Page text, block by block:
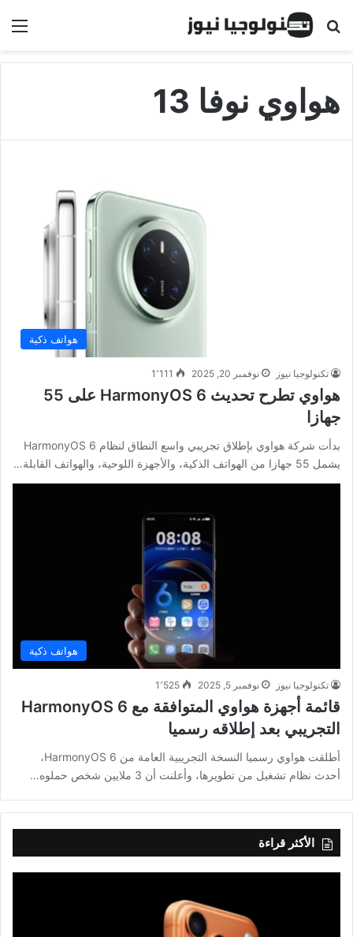
البحث عن
هواوي نوفا 13
هواتف ذكية
تكنولوجيا نيوز نوفمبر 20, 2025 1٬111
هواوي تطرح تحديث HarmonyOS 6 على 55
جهازا
بدأت شركة هواوي بإطلاق تجريبي واسع النطاق لنظام HarmonyOS 6
يشمل 55 جهازا من الهواتف الذكية، والأجهزة اللوحية، والهواتف القابلة…
هواتف ذكية
تكنولوجيا نيوز نوفمبر 5, 2025 1٬525
قائمة أجهزة هواوي المتوافقة مع HarmonyOS 6
التجريبي بعد إطلاقه رسميا
أطلقت هواوي رسميا النسخة التجريبية العامة من HarmonyOS 6،
أحدث نظام تشغيل من تطويرها، وأعلنت أن 3 ملايين شخص حملوه…
الأكثر قراءة